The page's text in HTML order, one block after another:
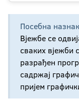
Посебна
Вјежбе се
сваких вјежби
разрађен
садржај
пријем